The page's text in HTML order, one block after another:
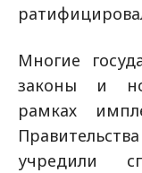
Многие
законы и
рамках
учредили